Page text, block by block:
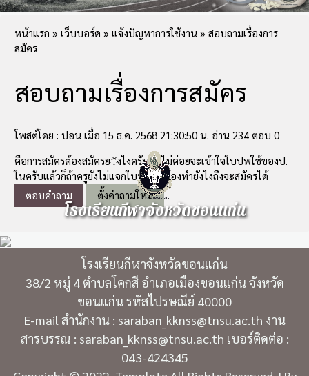
หน้าแรก » เว็บบอร์ด » แจ้งปัญหาการใช้งาน » สอบถามเรื่องการ
สมัคร
สอบถามเรื่องการสมัคร
โพสต์โดย : ปอน เมื่อ 15 ธ.ค. 2568 21:30:50 น. อ่าน 234 ตอบ 0
คือการสมัครต้องสมัครย◌ังไงครับผมไม่ค่อยจะเข้าใจใบปพใช้ของป.
ในครับแล้วก็ถ้าครูยังไม่แจกใบปพผมต้องทำยังไงถึงจะสมัครได้
ตอบคำถาม
ตั้งคำถามใหม่
โรงเรียนกีฬาจังหวัดขอนแก่น
โรงเรียนกีฬาจังหวัดขอนแก่น
38/2 หมู่ 4 ตำบลโคกสี อำเภอเมืองขอนแก่น จังหวัด
ขอนแก่น รหัสไปรษณีย์ 40000
E-mail สำนักงาน : saraban_kknss@tnsu.ac.th งาน
สารบรรณ : saraban_kknss@tnsu.ac.th เบอร์ติดต่อ :
043-424345